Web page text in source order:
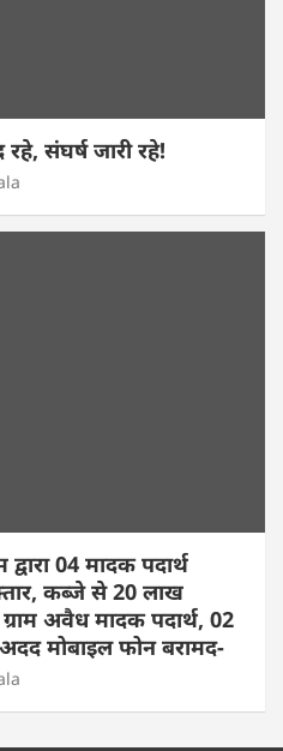
संघर्ष जारी रहे!
04 मादक पदार्थ
कब्जे से 20 लाख
ग्राम अवैध मादक पदार्थ, 02
मोबाइल फोन बरामद-